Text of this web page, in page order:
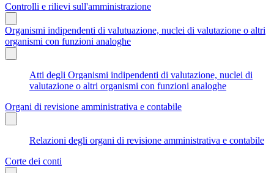
Controlli e rilievi sull'amministrazione
Organismi indipendenti di valutuazione, nuclei di valutazione o altri
organismi con funzioni analoghe
Atti degli Organismi indipendenti di valutazione, nuclei di
valutazione o altri organismi con funzioni analoghe
Organi di revisione amministrativa e contabile
Relazioni degli organi di revisione amministrativa e contabile
Corte dei conti